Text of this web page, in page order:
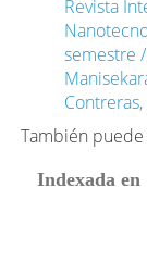
–
Technology
https://
Berger,
governance,
análisis de
Argentina.
Nanociencias
https://
Revista
semestre
También
Indexada en